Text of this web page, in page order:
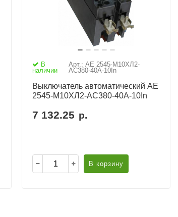
В
наличии
Арт.: АЕ 2545-М10ХЛ2-
AC380-40А-10In
Выключатель автоматический АЕ
2545-М10ХЛ2-AC380-40А-10In
7 132.25 р.
В корзину